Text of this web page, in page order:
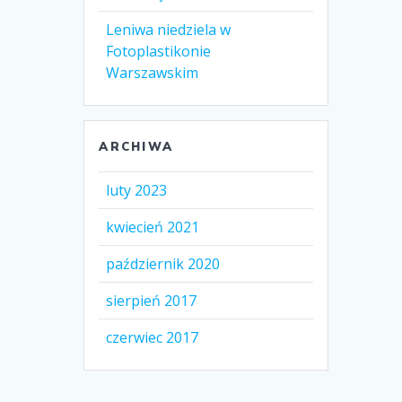
Leniwa niedziela w
Fotoplastikonie
Warszawskim
ARCHIWA
luty 2023
kwiecień 2021
październik 2020
sierpień 2017
czerwiec 2017